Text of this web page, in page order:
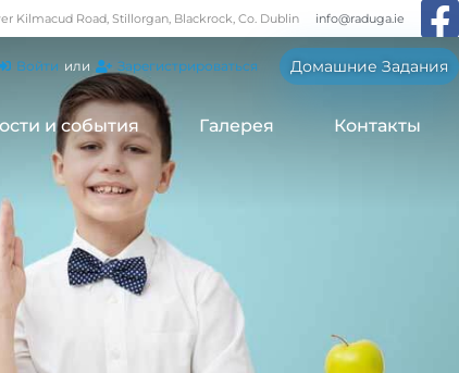
Kilmacud Road, Stillorgan, Blackrock, Co. Dublin info@raduga.ie
Войти или Зарегистрироваться Домашние Задания
и события Галерея Контакты